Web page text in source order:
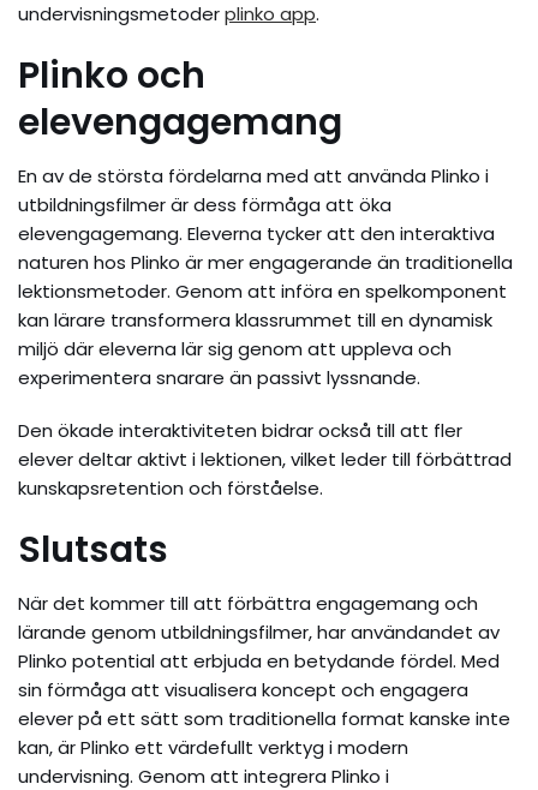
undervisningsmetoderplinko app.
Plinko och
elevengagemang
En av de största fördelarna med att använda Plinko i
utbildningsfilmer är dess förmåga att öka
elevengagemang. Eleverna tycker att den interaktiva
naturen hos Plinko är mer engagerande än traditionella
lektionsmetoder. Genom att införa en spelkomponent
kan lärare transformera klassrummet till en dynamisk
miljö där eleverna lär sig genom att uppleva och
experimentera snarare än passivt lyssnande.
Den ökade interaktiviteten bidrar också till att fler
elever deltar aktivt i lektionen, vilket leder till förbättrad
kunskapsretention och förståelse.
Slutsats
När det kommer till att förbättra engagemang och
lärande genom utbildningsfilmer, har användandet av
Plinko potential att erbjuda en betydande fördel. Med
sin förmåga att visualisera koncept och engagera
elever på ett sätt som traditionella format kanske inte
kan, är Plinko ett värdefullt verktyg i modern
undervisning. Genom att integrera Plinko i